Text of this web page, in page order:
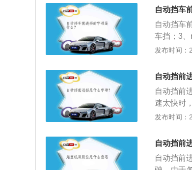
更运动；
6、l挡为
自动挡车
自动挡车
车挡；3
挡；7、s
接前行；
按换挡钮
驶不可推
发布时间：
自动挡前
自动挡前
速太快时
的速度和
不用时，
空挡，暂
是低速挡
发布时间：
自动挡前
自动挡前